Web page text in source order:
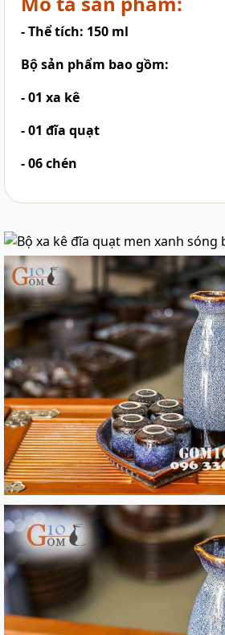
- Thể tích: 150 ml
Bộ sản phẩm bao gồm:
- 01 xa kê
- 01 đĩa quạt
- 06 chén